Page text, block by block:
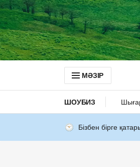
МӘЗІР
ШОУБИЗ
Бізбен бірге